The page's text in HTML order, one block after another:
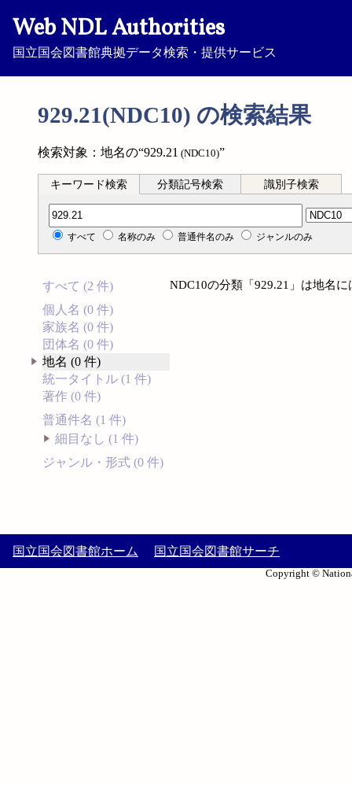
Web NDL Authorities
国立国会図書館典拠データ検索・提供サービス
929.21(NDC10) の検索結果
検索対象：地名の“929.21 (NDC10)”
キーワード検索 分類記号検索 識別子検索
分類記号検索
すべて 名称のみ 普通件名のみ ジャンルのみ
すべて (2 件)
個人名 (0 件)
家族名 (0 件)
団体名 (0 件)
地名 (0 件)
統一タイトル (1 件)
著作 (0 件)
普通件名 (1 件)
細目なし (1 件)
ジャンル・形式 (0 件)
NDC10の分類「929.21」は地名
国立国会図書館ホーム 国立国会図書館サーチ
Copyright ©